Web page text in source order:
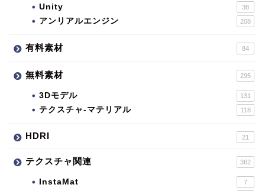
Unity 38
アンリアルエンジン 208
有料素材 84
無料素材 295
3Dモデル 131
テクスチャ-マテリアル 118
HDRI 21
テクスチャ関連 362
InstaMat 7